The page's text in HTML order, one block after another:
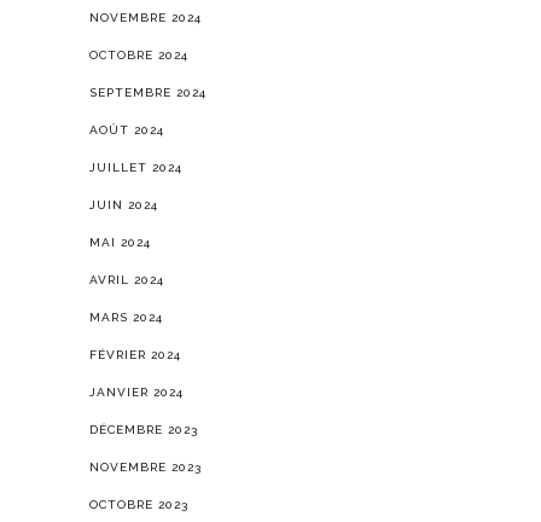
NOVEMBRE 2024
OCTOBRE 2024
SEPTEMBRE 2024
AOÛT 2024
JUILLET 2024
JUIN 2024
MAI 2024
AVRIL 2024
MARS 2024
FÉVRIER 2024
JANVIER 2024
DÉCEMBRE 2023
NOVEMBRE 2023
OCTOBRE 2023